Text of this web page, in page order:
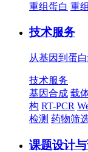
重组蛋白 重
技术服务
从基因到蛋
技术服务
基因合成 载
构 RT-PCR
检测 药物筛
课题设计